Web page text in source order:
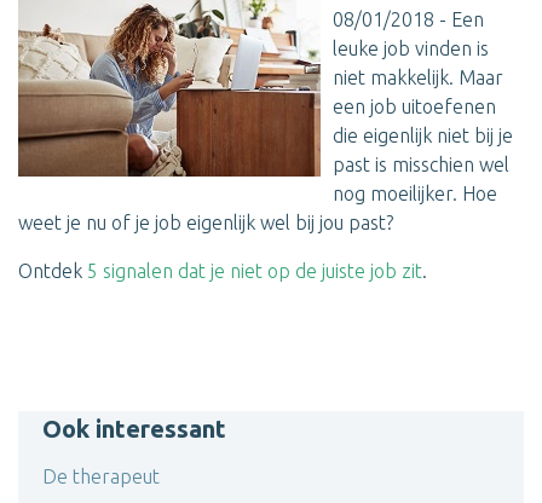
08/01/2018 - Een
leuke job vinden is
niet makkelijk. Maar
een job uitoefenen
die eigenlijk niet bij je
past is misschien wel
nog moeilijker. Hoe
weet je nu of je job eigenlijk wel bij jou past?
Ontdek 5 signalen dat je niet op de juiste job zit.
Ook interessant
De therapeut